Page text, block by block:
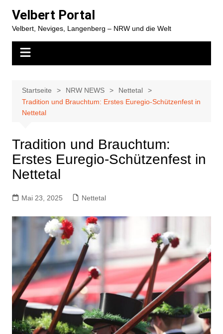
Inhalt
springen
Velbert Portal
Velbert, Neviges, Langenberg – NRW und die Welt
Startseite NRW NEWS
Nettetal
Tradition und Brauchtum: Erstes Euregio-Schützenfest in
Nettetal
Tradition und Brauchtum:
Erstes Euregio-Schützenfest in
Nettetal
Mai 23, 2025 Nettetal